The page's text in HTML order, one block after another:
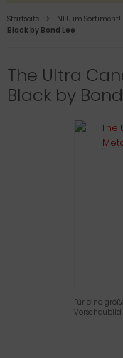
Startseite NEU im Sortiment!
Black by Bond Lee
The Ultra
Black by
Für eine
Vorschaubild